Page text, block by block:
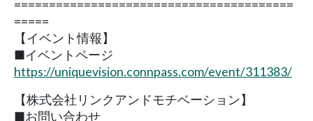
========================================
=====
【イベント情報】
■イベントページ
https://uniquevision.connpass.com/event/311383/
【株式会社リンクアンドモチベーション】
■お問い合わせ